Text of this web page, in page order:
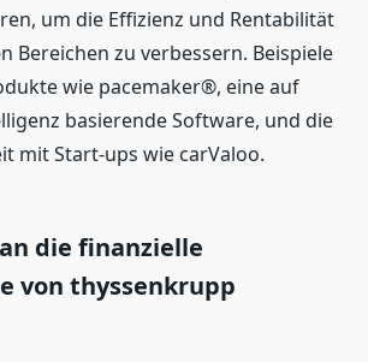
um die Effizienz und Rentabilität
Bereichen zu verbessern. Beispiele
wie pacemaker®, eine auf
basierende Software, und die
mit Start-ups wie carValoo.
die finanzielle
von thyssenkrupp